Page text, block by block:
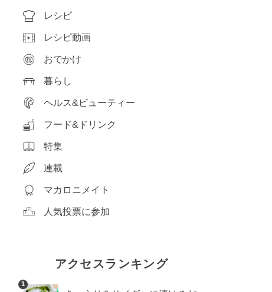
レシピ
レシピ動画
おでかけ
暮らし
ヘルス&ビューティー
フード&ドリンク
特集
連載
マカロニメイト
人気投票に参加
アクセスランキング
1